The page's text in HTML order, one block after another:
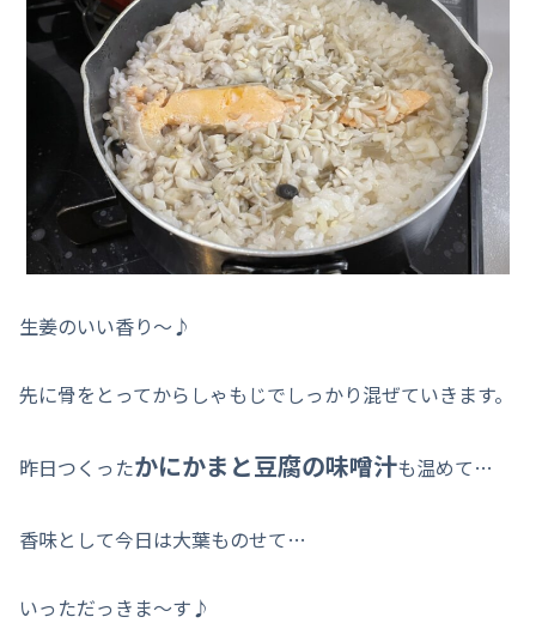
生姜のいい香り～♪
先に骨をとってからしゃもじでしっかり混ぜていきます。
昨日つくったかにかまと豆腐の味噌汁も温めて…
香味として今日は大葉ものせて…
いっただっきま～す♪